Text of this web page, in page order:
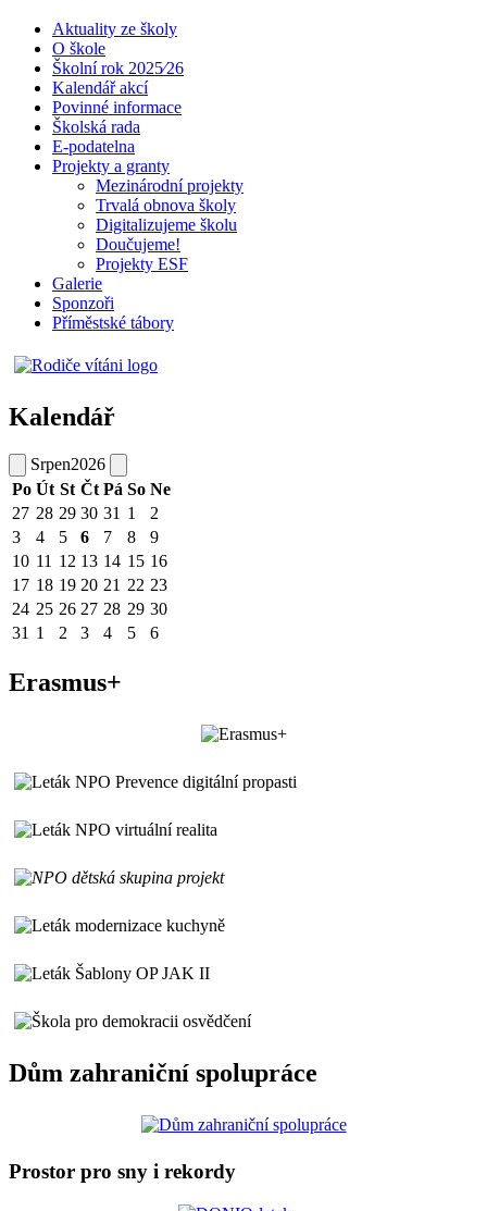
Aktuality ze školy
O škole
Školní rok 2025⁄26
Kalendář akcí
Povinné informace
Školská rada
E-podatelna
Projekty a granty
Mezinárodní projekty
Trvalá obnova školy
Digitalizujeme školu
Doučujeme!
Projekty ESF
Galerie
Sponzoři
Příměstské tábory
Kalendář
Srpen2026
Po Út St Čt Pá So Ne
27 28 29 30 31 1
2
3
4 5 6 7 8
9
10 11 12 13 14 15 16
17 18 19 20 21 22 23
24 25 26 27 28 29 30
31 1 2 3 4 5 6
Erasmus+
Dům zahraniční spolupráce
Prostor pro sny i rekordy